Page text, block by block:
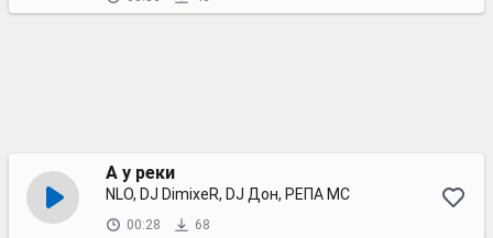
А у реки
NLO, DJ DimixeR, DJ Дон, РЕПА МС
00:28 68